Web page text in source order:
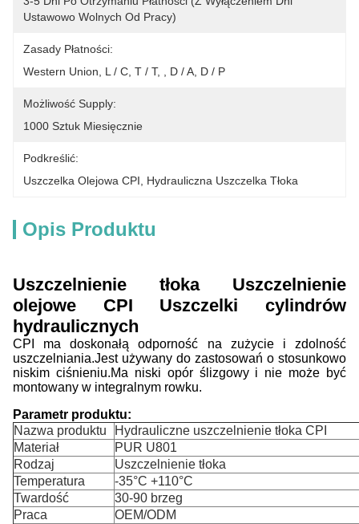
Ustawowo Wolnych Od Pracy)
Zasady Płatności:
Western Union, L / C, T / T, , D / A, D / P
Możliwość Supply:
1000 Sztuk Miesięcznie
Podkreślić:
Uszczelka Olejowa CPI
Hydrauliczna Uszczelka Tłoka
Opis Produktu
Uszczelnienie tłoka Uszczelnienie
olejowe CPI Uszczelki cylindrów
hydraulicznych
CPI ma doskonałą odporność na zużycie i zdolność
uszczelniania.Jest używany do zastosowań o stosunkowo
niskim ciśnieniu.Ma niski opór ślizgowy i nie może być
montowany w integralnym rowku.
Parametr produktu:
Nazwa produktu
Hydrauliczne uszczelnienie tłoka CPI
Materiał
PUR U801
Rodzaj
Uszczelnienie tłoka
Temperatura
-35°C +110°C
Twardość
30-90 brzeg
Praca
OEM/ODM